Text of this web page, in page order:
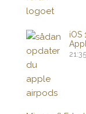
iOS
21:35